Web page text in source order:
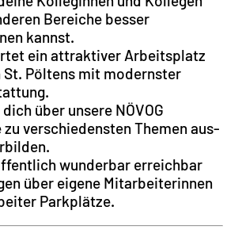
Bereiche besser
kannst.
ein attraktiver Arbeitsplatz
St. Pöltens mit modernster
über unsere NÖVOG
verschiedensten Themen aus-
wunderbar erreichbar
über eigene Mitarbeiterinnen
Parkplätze.